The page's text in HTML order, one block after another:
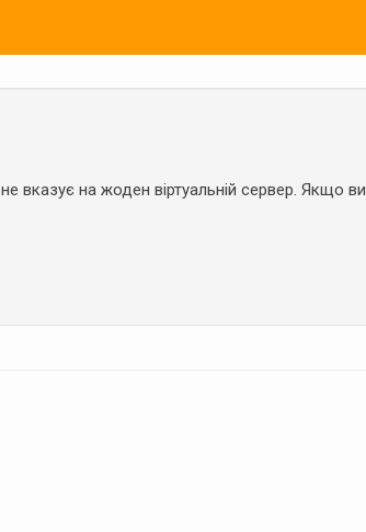
не вказує на жоден віртуальній сервер. Якщо ви